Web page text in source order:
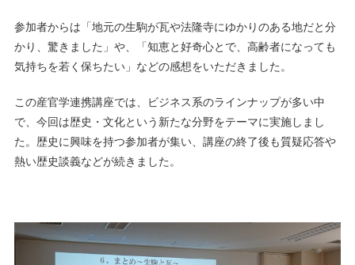
参加者からは「地元の生駒が瓦や法隆寺にゆかりのある地だと分
かり、驚きました」や、「知恵と好奇心とで、高齢者になっても
気持ちを若く保ちたい」などの感想をいただきました。
この産官学連携講座では、ビジネス系のラインナップが多い中
で、今回は歴史・文化という新たな分野をテーマに実施しまし
た。歴史に興味を持つ参加者が集い、講座の終了後も質疑応答や
熱い歴史談義などが続きました。